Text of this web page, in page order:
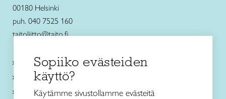
00180 Helsinki
puh. 040 7525 160
taitoliitto@taito.fi
Käsityökurssit ja koulutus
Ajankohtaista
Käsityöohjeet
Sopiiko evästeiden
käyttö?
Käytämme sivustollamme evästeitä